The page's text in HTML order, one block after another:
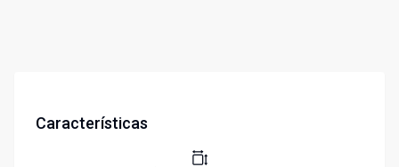
Características